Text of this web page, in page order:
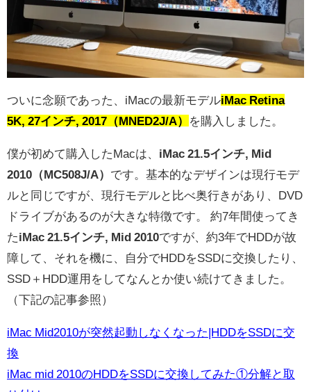
ついに念願であった、iMacの最新モデルiMac Retina
5K, 27インチ, 2017（MNED2J/A）
を購入しました。
僕が初めて購入したMacは、 iMac 21.5インチ, Mid
2010（MC508J/A） です。基本的なデザインは現行モデ
ルと同じですが、現行モデルと比べ奥行きがあり、DVD
ドライブがあるのが大きな特徴です。 約7年間使ってき
たiMac 21.5インチ, Mid 2010ですが、約3年でHDDが故
障して、それを機に、自分でHDDをSSDに交換したり、
SSD＋HDD運用をしてなんとか使い続けてきました。
（下記の記事参照）
iMac Mid2010が突然起動しなくなった|HDDをSSDに交
換
iMac mid 2010のHDDをSSDに交換してみた①分解と取